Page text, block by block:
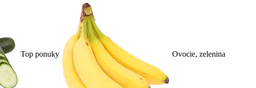
Top ponuky Ovocie, zelenina